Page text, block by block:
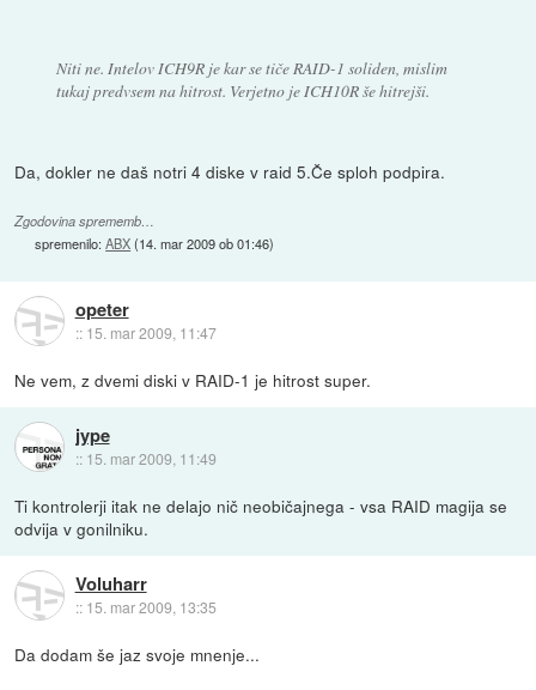
Niti ne. Intelov ICH9R je kar se tiče RAID-1 soliden, mislim
tukaj predvsem na hitrost. Verjetno je ICH10R še hitrejši.
Da, dokler ne daš notri 4 diske v raid 5.Če sploh podpira.
Zgodovina sprememb…
spremenilo:ABX(14. mar 2009 ob 01:46)
opeter
:: 15. mar 2009, 11:47
Ne vem, z dvemi diski v RAID-1 je hitrost super.
jype
:: 15. mar 2009, 11:49
Ti kontrolerji itak ne delajo nič neobičajnega - vsa RAID magija se
odvija v gonilniku.
Voluharr
:: 15. mar 2009, 13:35
Da dodam še jaz svoje mnenje...